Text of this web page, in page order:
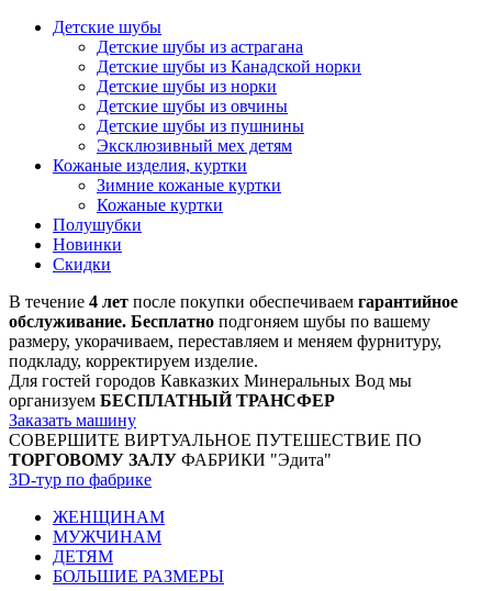
Детские шубы
Детские шубы из астрагана
Детские шубы из Канадской норки
Детские шубы из норки
Детские шубы из овчины
Детские шубы из пушнины
Эксклюзивный мех детям
Кожаные изделия, куртки
Зимние кожаные куртки
Кожаные куртки
Полушубки
Новинки
Скидки
В течение 4 лет после покупки обеспечиваем гарантийное
обслуживание. Бесплатно подгоняем шубы по вашему
размеру, укорачиваем, переставляем и меняем фурнитуру,
подкладу, корректируем изделие.
Для гостей городов Кавказких Минеральных Вод мы
организуем БЕСПЛАТНЫЙ ТРАНСФЕР
Заказать машину
СОВЕРШИТЕ ВИРТУАЛЬНОЕ ПУТЕШЕСТВИЕ ПО
ТОРГОВОМУ ЗАЛУ ФАБРИКИ "Эдита"
3D-тур по фабрике
ЖЕНЩИНАМ
МУЖЧИНАМ
ДЕТЯМ
БОЛЬШИЕ РАЗМЕРЫ